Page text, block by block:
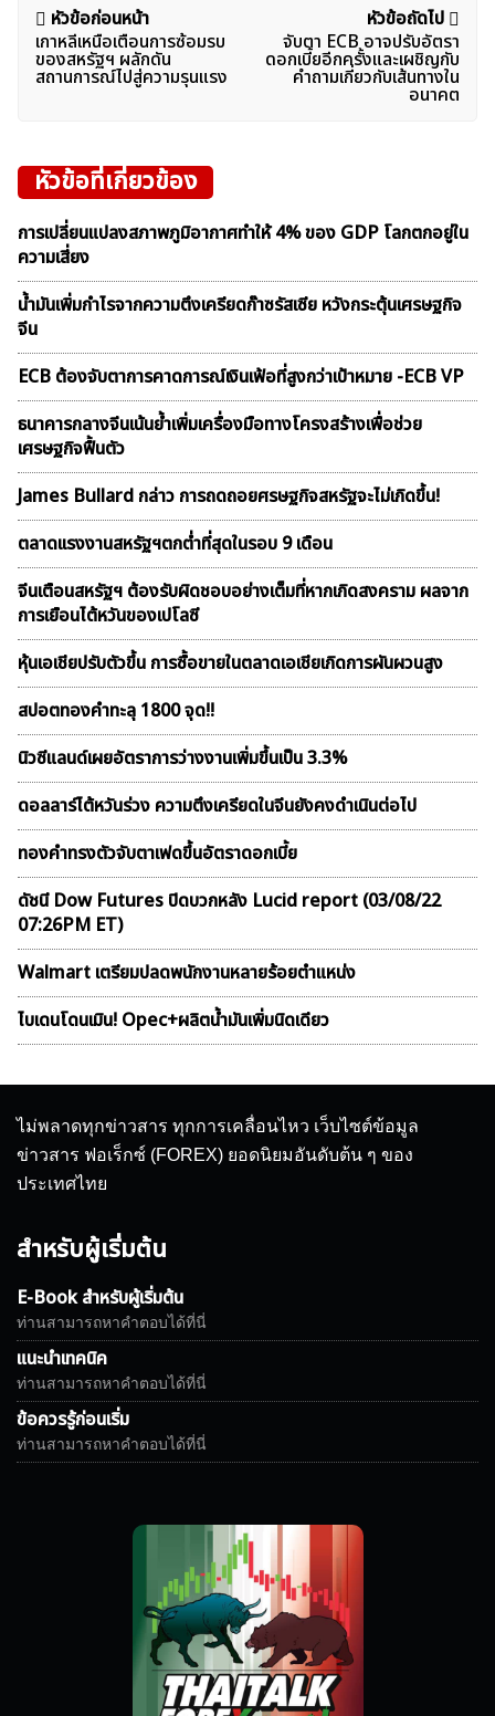
แนะแนว
เรื่อง
หัวข้อก่อนหน้า
เกาหลีเหนือเตือนการซ้อมรบ
ของสหรัฐฯ ผลักดัน
สถานการณ์ไปสู่ความรุนแรง
หัวข้อถัดไป
จับตา ECB อาจปรับอัตรา
ดอกเบี้ยอีกครั้งและเผชิญกับ
คำถามเกี่ยวกับเส้นทางใน
อนาคต
หัวข้อที่เกี่ยวข้อง
การเปลี่ยนแปลงสภาพภูมิอากาศทำให้ 4% ของ GDP โลกตกอยู่ใน
ความเสี่ยง
น้ำมันเพิ่มกำไรจากความตึงเครียดก๊าซรัสเซีย หวังกระตุ้นเศรษฐกิจ
จีน
ECB ต้องจับตาการคาดการณ์เงินเฟ้อที่สูงกว่าเป้าหมาย -ECB VP
ธนาคารกลางจีนเน้นย้ำเพิ่มเครื่องมือทางโครงสร้างเพื่อช่วย
เศรษฐกิจฟื้นตัว
James Bullard กล่าว การถดถอยศรษฐกิจสหรัฐจะไม่เกิดขึ้น!
ตลาดเเรงงานสหรัฐฯตกต่ำที่สุดในรอบ 9 เดือน
จีนเตือนสหรัฐฯ ต้องรับผิดชอบอย่างเต็มที่หากเกิดสงคราม ผลจาก
การเยือนไต้หวันของเปโลซี
หุ้นเอเชียปรับตัวขึ้น การซื้อขายในตลาดเอเชียเกิดการผันผวนสูง
สปอตทองคำทะลุ 1800 จุด!!
นิวซีแลนด์เผยอัตราการว่างงานเพิ่มขึ้นเป็น 3.3%
ดอลลาร์ไต้หวันร่วง ความตึงเครียดในจีนยังคงดำเนินต่อไป
ทองคำทรงตัวจับตาเฟดขึ้นอัตราดอกเบี้ย
ดัชนี Dow Futures ปิดบวกหลัง Lucid report (03/08/22
07:26PM ET)
Walmart เตรียมปลดพนักงานหลายร้อยตำแหน่ง
ไบเดนโดนเมิน! Opec+ผลิตน้ำมันเพิ่มนิดเดียว
ไม่พลาดทุกข่าวสาร ทุกการเคลื่อนไหว เว็บไซต์ข้อมูล
ข่าวสาร ฟอเร็กซ์ (FOREX) ยอดนิยมอันดับต้น ๆ ของ
ประเทศไทย
สำหรับผู้เริ่มต้น
E-Book สำหรับผู้เริ่มต้น
ท่านสามารถหาคำตอบได้ที่นี่
แนะนำเทคนิค
ท่านสามารถหาคำตอบได้ที่นี่
ข้อควรรู้ก่อนเริ่ม
ท่านสามารถหาคำตอบได้ที่นี่